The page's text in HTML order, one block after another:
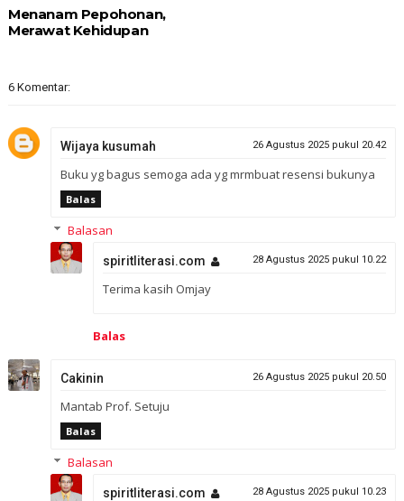
Menanam Pepohonan,
Merawat Kehidupan
6 Komentar:
Wijaya kusumah 26 Agustus 2025 pukul 20.42
Buku yg bagus semoga ada yg mrmbuat resensi bukunya
Balas
Balasan
spiritliterasi.com 28 Agustus 2025 pukul 10.22
Terima kasih Omjay
Balas
Cakinin 26 Agustus 2025 pukul 20.50
Mantab Prof. Setuju
Balas
Balasan
spiritliterasi.com 28 Agustus 2025 pukul 10.23